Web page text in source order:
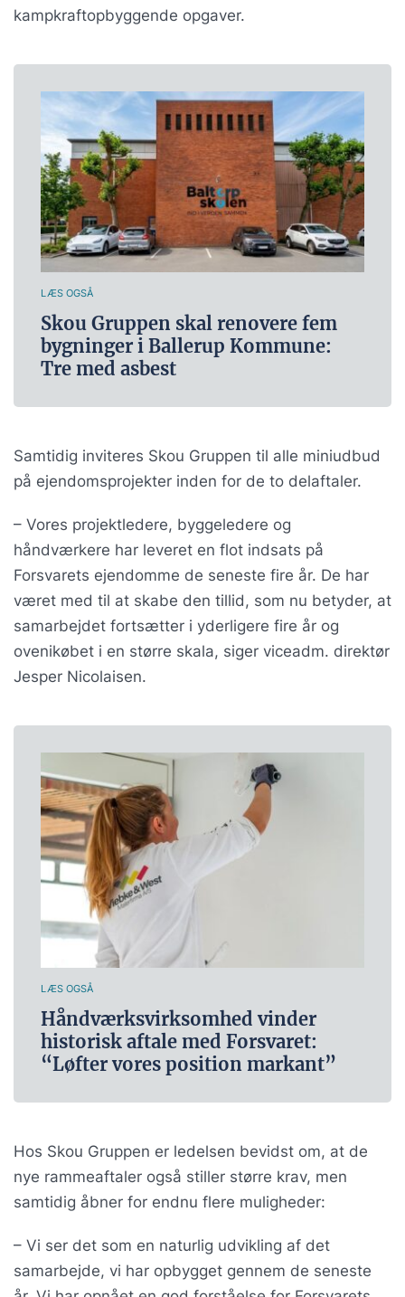
kampkraftopbyggende opgaver.
LÆS OGSÅ
Skou Gruppen skal renovere fem
bygninger i Ballerup Kommune:
Tre med asbest
Samtidig inviteres Skou Gruppen til alle miniudbud
på ejendomsprojekter inden for de to delaftaler.
– Vores projektledere, byggeledere og
håndværkere har leveret en flot indsats på
Forsvarets ejendomme de seneste fire år. De har
været med til at skabe den tillid, som nu betyder, at
samarbejdet fortsætter i yderligere fire år og
ovenikøbet i en større skala, siger viceadm. direktør
Jesper Nicolaisen.
LÆS OGSÅ
Håndværksvirksomhed vinder
historisk aftale med Forsvaret:
“Løfter vores position markant”
Hos Skou Gruppen er ledelsen bevidst om, at de
nye rammeaftaler også stiller større krav, men
samtidig åbner for endnu flere muligheder:
– Vi ser det som en naturlig udvikling af det
samarbejde, vi har opbygget gennem de seneste